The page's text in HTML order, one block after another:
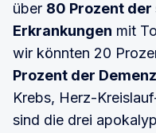
über 80 Prozent
Erkrankungen mit
wir könnten 20
Prozent der
Krebs, Herz-
sind die drei